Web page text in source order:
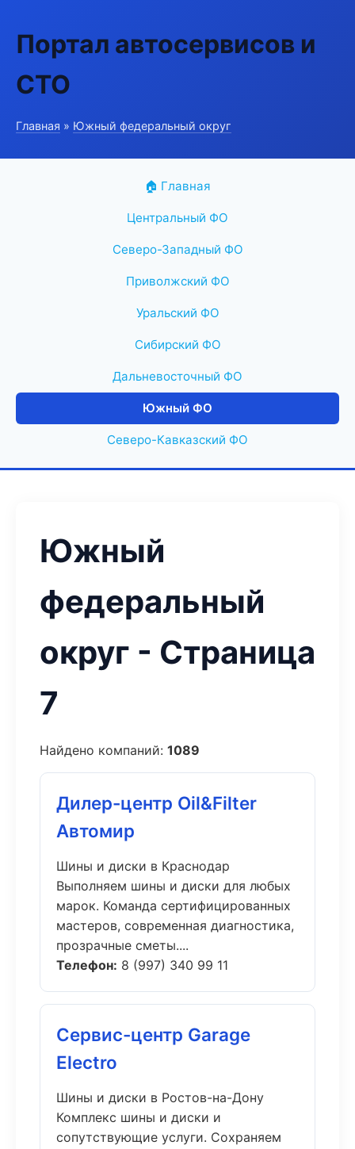
Портал автосервисов и
СТО
Главная » Южный федеральный округ
🏠 Главная
Центральный ФО
Северо-Западный ФО
Приволжский ФО
Уральский ФО
Сибирский ФО
Дальневосточный ФО
Южный ФО
Северо-Кавказский ФО
Южный
федеральный
округ - Страница
7
Найдено компаний: 1089
Дилер-центр Oil&Filter
Автомир
Шины и диски в Краснодар
Выполняем шины и диски для любых
марок. Команда сертифицированных
мастеров, современная диагностика,
прозрачные сметы....
Телефон: 8 (997) 340 99 11
Сервис-центр Garage
Electro
Шины и диски в Ростов-на-Дону
Комплекс шины и диски и
сопутствующие услуги. Сохраняем